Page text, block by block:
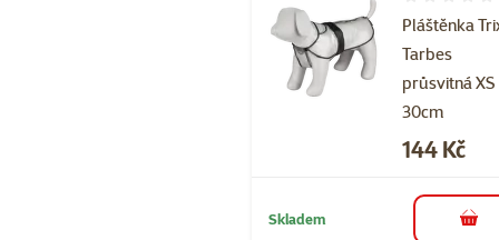
Pláštěnka
Tarbes
průsvitná XS
30cm
Cena
144 Kč
Skladem do